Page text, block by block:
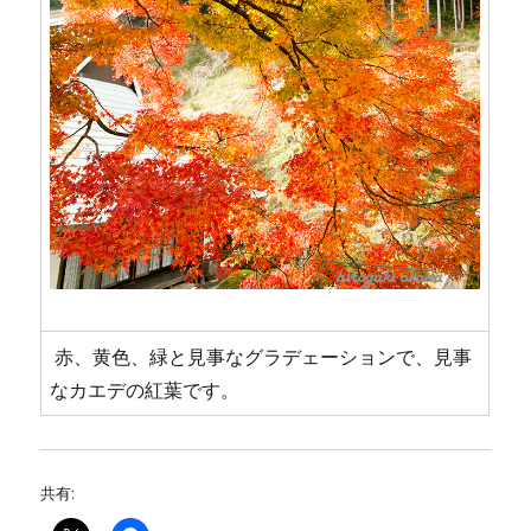
赤、黄色、緑と見事なグラデェーションで、見事
なカエデの紅葉です。
共有: